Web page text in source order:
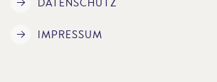
IMPRESSUM